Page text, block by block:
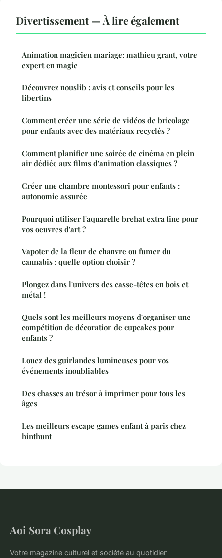
Divertissement — À lire également
Animation magicien mariage: mathieu grant, votre
expert en magie
Découvrez nouslib : avis et conseils pour les
libertins
Comment créer une série de vidéos de bricolage
pour enfants avec des matériaux recyclés ?
Comment planifier une soirée de cinéma en plein
air dédiée aux films d'animation classiques ?
Créer une chambre montessori pour enfants :
autonomie assurée
Pourquoi utiliser l'aquarelle brehat extra fine pour
vos oeuvres d'art ?
Vapoter de la fleur de chanvre ou fumer du
cannabis : quelle option choisir ?
Plongez dans l'univers des casse-têtes en bois et
métal !
Quels sont les meilleurs moyens d'organiser une
compétition de décoration de cupcakes pour
enfants ?
Louez des guirlandes lumineuses pour vos
événements inoubliables
Des chasses au trésor à imprimer pour tous les
âges
Les meilleurs escape games enfant à paris chez
hinthunt
Aoi Sora Cosplay
Votre magazine culturel et société au quotidien